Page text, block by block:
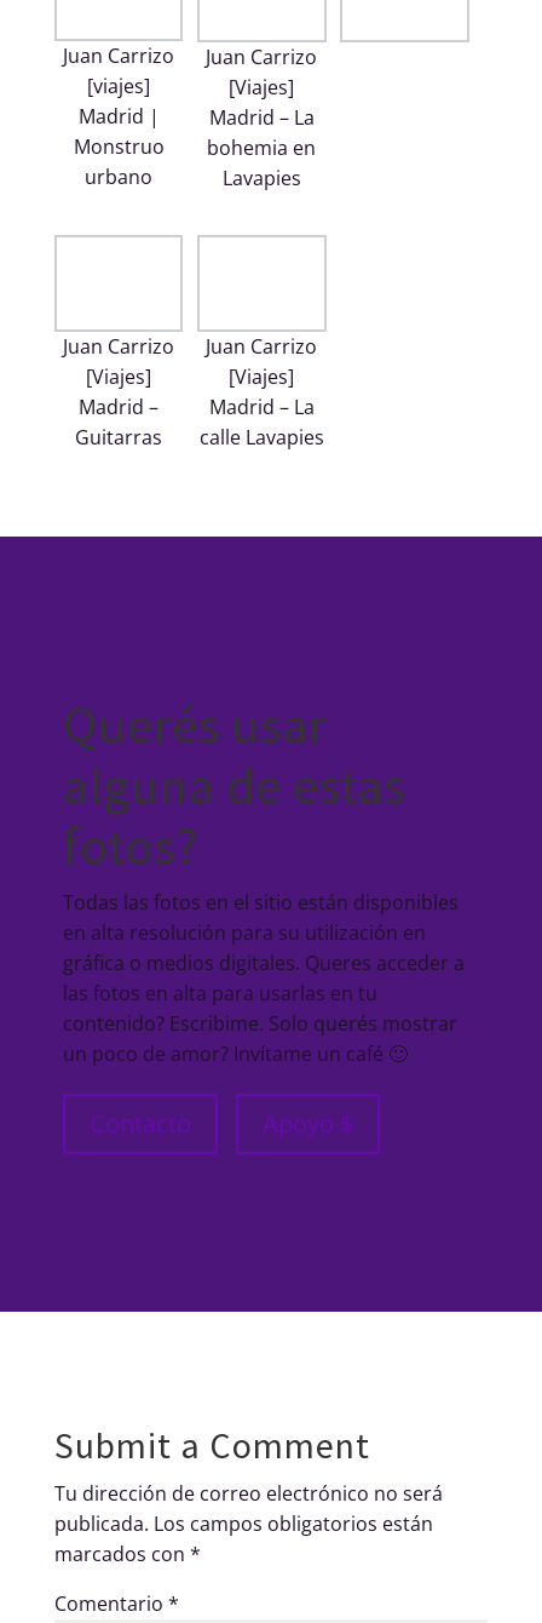
Juan Carrizo
[viajes]
Madrid |
Monstruo
urbano
Juan Carrizo
[Viajes]
Madrid – La
bohemia en
Lavapies
Juan Carrizo
[Viajes]
Madrid –
Guitarras
Juan Carrizo
[Viajes]
Madrid – La
calle Lavapies
Querés usar
alguna de estas
fotos?
Todas las fotos en el sitio están disponibles
en alta resolución para su utilización en
gráfica o medios digitales. Queres acceder a
las fotos en alta para usarlas en tu
contenido? Escribime. Solo querés mostrar
un poco de amor? Invítame un café 🙂
Contacto Apoyo $
Submit a Comment
Tu dirección de correo electrónico no será
publicada. Los campos obligatorios están
marcados con *
Comentario *